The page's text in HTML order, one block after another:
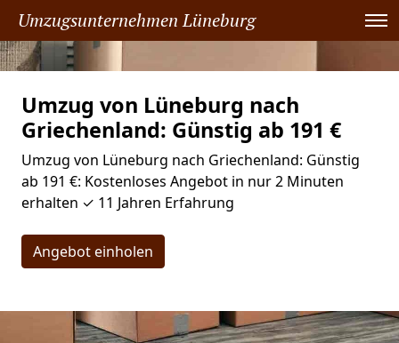
Umzugsunternehmen Lüneburg
Umzug von Lüneburg nach
Griechenland: Günstig ab 191 €
Umzug von Lüneburg nach Griechenland: Günstig
ab 191 €: Kostenloses Angebot in nur 2 Minuten
erhalten ✓ 11 Jahren Erfahrung
Angebot einholen